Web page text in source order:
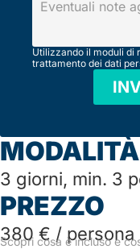
Eventuali note
Utilizzando il moduli di
trattamento dei dati
MODALITÀ
3 giorni, min. 3
PREZZO
380 € / persona
Scopri cosa è incluso e